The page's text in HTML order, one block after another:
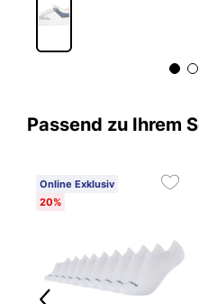
Passend zu Ihrem
Online Exklusiv
20%